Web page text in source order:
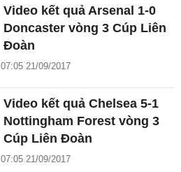
Video kết quả Arsenal 1-0
Doncaster vòng 3 Cúp Liên
Đoàn
07:05 21/09/2017
Video kết quả Chelsea 5-1
Nottingham Forest vòng 3
Cúp Liên Đoàn
07:05 21/09/2017